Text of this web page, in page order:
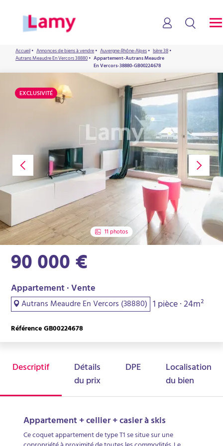
Accueil• Annonces de biens à vendre• Auvergne-Rhône-Alpes• Isère 38•
Autrans Meaudre En Vercors 38880• Appartement-Autrans Meaudre
En Vercors-38880-GB00224678
EXCLUSIVITÉ
11 photos
Appartement · Vente
Autrans Meaudre En Vercors (38880) 1 pièce · 24m²
90 000 €
Référence GB00224678
Descriptif Détails
du prix
DPE Localisation
du bien
Appartement + cellier + casier à skis
Ce coquet appartement de type T1 se situe sur une